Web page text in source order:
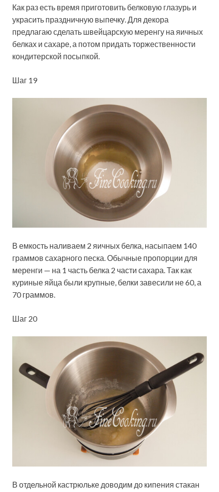
Как раз есть время приготовить белковую глазурь и
украсить праздничную выпечку. Для декора
предлагаю сделать швейцарскую меренгу на яичных
белках и сахаре, а потом придать торжественности
кондитерской посыпкой.
Шаг 19
В емкость наливаем 2 яичных белка, насыпаем 140
граммов сахарного песка. Обычные пропорции для
меренги — на 1 часть белка 2 части сахара. Так как
куриные яйца были крупные, белки завесили не 60, а
70 граммов.
Шаг 20
В отдельной кастрюльке доводим до кипения стакан